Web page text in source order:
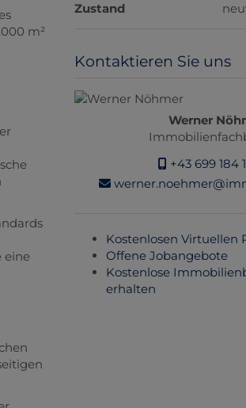
m²
eine
Zustand
Kontaktieren Sie uns
Werner
+43 699 184
Kostenlosen Virtuellen
Offene Jobangebote
Kostenlose
erhalten